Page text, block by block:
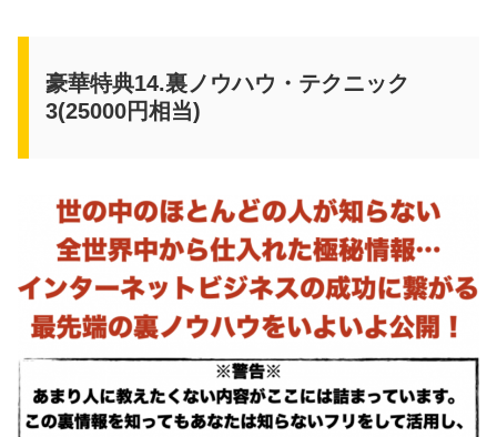
豪華特典14.裏ノウハウ・テクニック
3(25000円相当)